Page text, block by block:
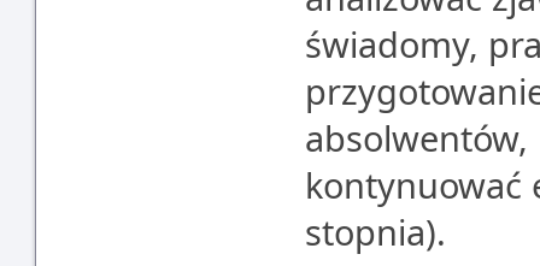
świadomy,
kontynuować
stopnia).